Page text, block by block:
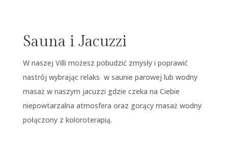
Sauna i Jacuzzi
W naszej Villi możesz pobudzić zmysły i poprawić
nastrój wybrając relaks w saunie parowej lub wodny
masaż w naszym jacuzzi gdzie czeka na Ciebie
niepowtarzalna atmosfera oraz gorący masaż wodny
połączony z koloroterapią.